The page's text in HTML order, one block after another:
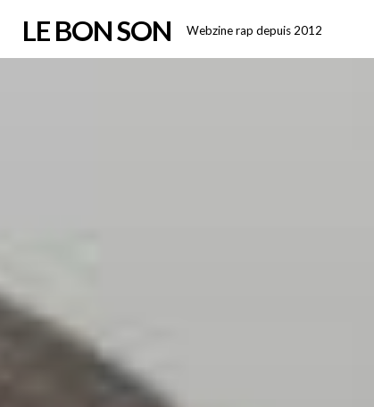
LE BON SON Webzine rap depuis 2012